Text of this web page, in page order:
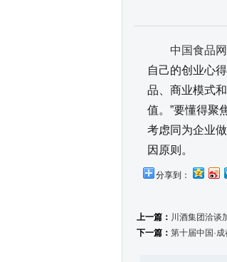
中国食品网
自己的创业心
品、商业模式
值。”要懂得聚
考虑同为企业
因原则。
分享到：
上一篇： 川酒集团洽谈
下一篇： 第十届中国·